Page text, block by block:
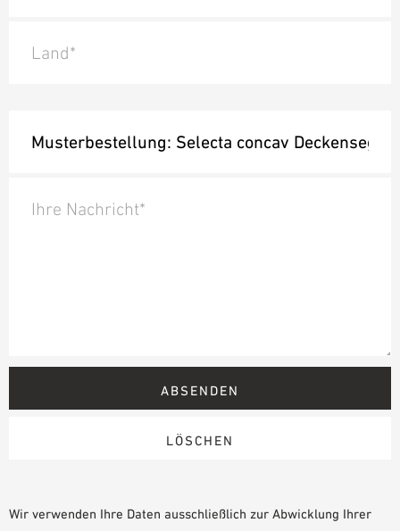
Land*
Ihre Nachricht*
Wir verwenden Ihre Daten ausschließlich zur Abwicklung Ihrer